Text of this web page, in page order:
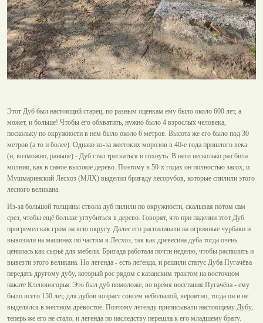
Этот Дуб был настоящий старец, по разным оценкам ему было около 600 лет, а
может, и больше! Чтобы его обхватить, нужно было 4 взрослых человека,
поскольку по окружности в нем было около 6 метров. Высота же его было под 30
метров (а то и более). Однако из-за жестоких морозов в 40-е года прошлого века
(и, возможно, раньше) - Дуб стал трескаться и сохнуть. В него несколько раз била
молния, как в самое высокое дерево. Поэтому в 50-х годах он полностью засох, и
Мушмаринский Лесхоз (МЛХ) выделил бригаду лесорубов, которые спилили этого
лесного великана.
Из-за большой толщины ствола дуб пилили по окружности, скалывая потом сам
срез, чтобы ещё больше углубиться в дерево. Говорят, что при падении этот Дуб
прогремел как гром на всю округу. Далее его распиливали на огромные чурбаки и
вывозили на машинах по частям в Лесхоз, так как древесина дуба тогда очень
ценилась как сырьё для мебели. Бригада работала почти неделю, чтобы распилить и
вывезти этого великана. Но легенда - есть легенда, и решили статус Дуба Пугачёва
передать другому дубу, который рос рядом с казанским трактом на восточном
накате Кленовогорья . Это был дуб помоложе, во время восстания Пугачёва - ему
было всего 150 лет, для дубов возраст совсем небольшой, вероятно, тогда он и не
выделялся в местном древостое. Поэтому легенду приписывали настоящему Дубу,
теперь же его не стало, и легенда по наследству перешла к его младшему брату.